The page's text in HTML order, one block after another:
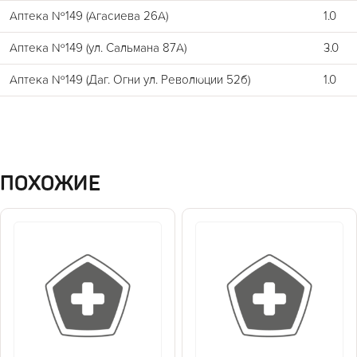
Аптека №149 (Агасиева 26А) 1.0
Аптека №149 (ул. Сальмана 87А) 3.0
Аптека №149 (Даг. Огни ул. Революции 52б) 1.0
ПОХОЖИЕ